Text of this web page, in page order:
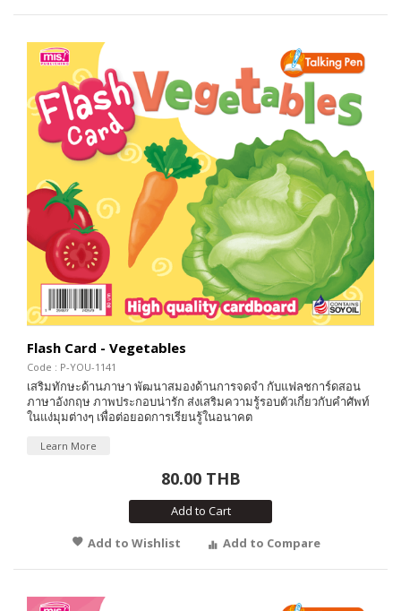
Flash Card - Vegetables
Code : P-YOU-1141
เสริมทักษะด้านภาษา พัฒนาสมองด้านการจดจำ กับแฟลชการ์ดสอน
ภาษาอังกฤษ ภาพประกอบน่ารัก ส่งเสริมความรู้รอบตัวเกี่ยวกับคำศัพท์
ในแง่มุมต่างๆ เพื่อต่อยอดการเรียนรู้ในอนาคต
Learn More
80.00 THB
Add to Cart
Add to Wishlist
Add to Compare